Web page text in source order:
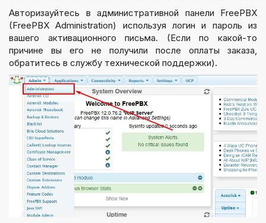
Авторизауйтесь в административной панели FreePBX
(FreePBX Administration) используя логин и пароль из
вашего активационного письма. (Если по какой-то
причине вы его не получили после оплаты заказа,
обратитесь в службу технической поддержки).